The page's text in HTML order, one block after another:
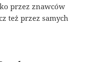
przez znawców
też przez samych